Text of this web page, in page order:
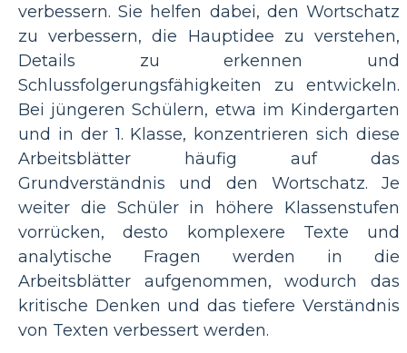
verbessern. Sie helfen dabei, den Wortschatz
zu verbessern, die Hauptidee zu verstehen,
Details zu erkennen und
Schlussfolgerungsfähigkeiten zu entwickeln.
Bei jüngeren Schülern, etwa im Kindergarten
und in der 1. Klasse, konzentrieren sich diese
Arbeitsblätter häufig auf das
Grundverständnis und den Wortschatz. Je
weiter die Schüler in höhere Klassenstufen
vorrücken, desto komplexere Texte und
analytische Fragen werden in die
Arbeitsblätter aufgenommen, wodurch das
kritische Denken und das tiefere Verständnis
von Texten verbessert werden.